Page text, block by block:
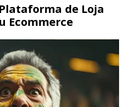
de Loja
Ecommerce